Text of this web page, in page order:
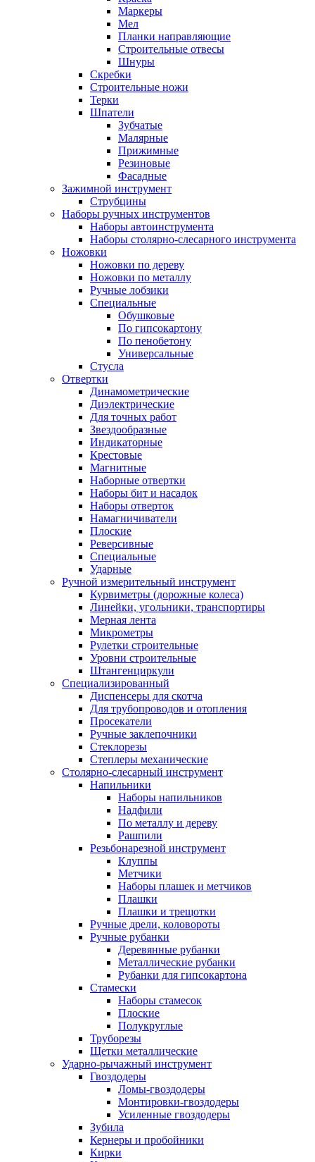
Маркеры
Мел
Планки направляющие
Строительные отвесы
Шнуры
Скребки
Строительные ножи
Терки
Шпатели
Зубчатые
Малярные
Прижимные
Резиновые
Фасадные
Зажимной инструмент
Струбцины
Наборы ручных инструментов
Наборы автоинструмента
Наборы столярно-слесарного инструмента
Ножовки
Ножовки по дереву
Ножовки по металлу
Ручные лобзики
Специальные
Обушковые
По гипсокартону
По пенобетону
Универсальные
Стусла
Отвертки
Динамометрические
Диэлектрические
Для точных работ
Звездообразные
Индикаторные
Крестовые
Магнитные
Наборные отвертки
Наборы бит и насадок
Наборы отверток
Намагничиватели
Плоские
Реверсивные
Специальные
Ударные
Ручной измерительный инструмент
Курвиметры (дорожные колеса)
Линейки, угольники, транспортиры
Мерная лента
Микрометры
Рулетки строительные
Уровни строительные
Штангенциркули
Специализированный
Диспенсеры для скотча
Для трубопроводов и отопления
Просекатели
Ручные заклепочники
Стеклорезы
Степлеры механические
Столярно-слесарный инструмент
Напильники
Наборы напильников
Надфили
По металлу и дереву
Рашпили
Резьбонарезной инструмент
Клуппы
Метчики
Наборы плашек и метчиков
Плашки
Плашки и трещотки
Ручные дрели, коловороты
Ручные рубанки
Деревянные рубанки
Металлические рубанки
Рубанки для гипсокартона
Стамески
Наборы стамесок
Плоские
Полукруглые
Труборезы
Щетки металлические
Ударно-рычажный инструмент
Гвоздодеры
Ломы-гвоздодеры
Монтировки-гвоздодеры
Усиленные гвоздодеры
Зубила
Кернеры и пробойники
Кирки